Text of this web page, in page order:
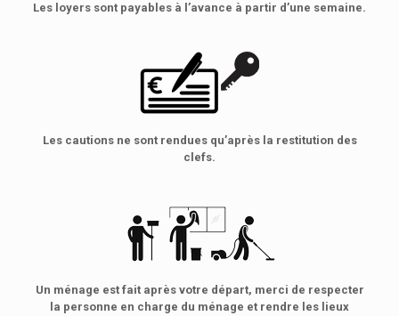
Les loyers sont payables à l’avance à partir d’une semaine.
Les cautions ne sont rendues qu’après la restitution des
clefs.
Un ménage est fait après votre départ, merci de respecter
la personne en charge du ménage et rendre les lieux